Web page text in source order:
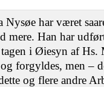
Nysøe har været
mere. Han har
i Øiesyn af
forgyldes, men ‒
og flere andre